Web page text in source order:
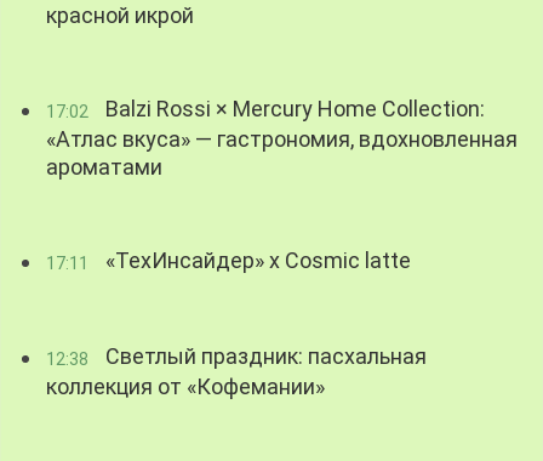
красной икрой
17:02
Balzi Rossi × Mercury Home Collection:
«Атлас вкуса» — гастрономия, вдохновленная
ароматами
17:11 «ТехИнсайдер» х Cosmic latte
12:38
Светлый праздник: пасхальная
коллекция от «Кофемании»